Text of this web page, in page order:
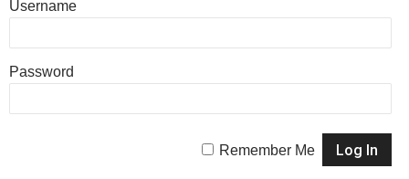
Username
Password
Remember Me